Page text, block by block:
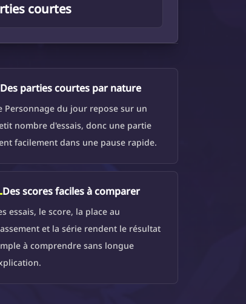
courtes
Des parties courtes par nature
Personnage du jour repose sur un
nombre d'essais, donc une partie
facilement dans une pause rapide.
Des scores faciles à comparer
essais, le score, la place au
et la série rendent le résultat
à comprendre sans longue